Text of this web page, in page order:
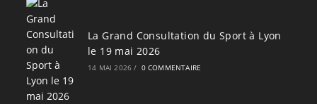
La Grand Consultation du Sport à Lyon
le 19 mai 2026
14 MAI 2026 / 0 COMMENTAIRE